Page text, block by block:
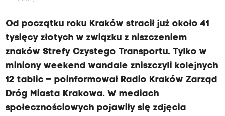
Od początku roku Kraków stracił już około 41
tysięcy złotych w związku z niszczeniem
znaków Strefy Czystego Transportu. Tylko w
miniony weekend wandale zniszczyli kolejnych
12 tablic – poinformował Radio Kraków Zarząd
Dróg Miasta Krakowa. W mediach
społecznościowych pojawiły się zdjęcia